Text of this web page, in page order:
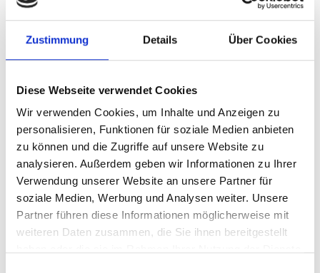
Zustimmung Details Über Cookies
Diese Webseite verwendet Cookies
Wir verwenden Cookies, um Inhalte und Anzeigen zu
personalisieren, Funktionen für soziale Medien anbieten
zu können und die Zugriffe auf unsere Website zu
analysieren. Außerdem geben wir Informationen zu Ihrer
Verwendung unserer Website an unsere Partner für
soziale Medien, Werbung und Analysen weiter. Unsere
Partner führen diese Informationen möglicherweise mit
weiteren Daten zusammen, die Sie ihnen bereitgestellt
Englisch (externer Link)
mehr Publikationen
Projekt